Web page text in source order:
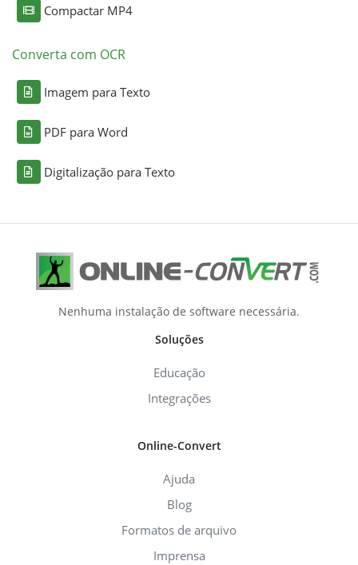
Compactar MP4
Converta com OCR
Imagem para Texto
PDF para Word
Digitalização para Texto
Nenhuma instalação de software necessária.
Soluções
Educação
Integrações
Online-Convert
Ajuda
Blog
Formatos de arquivo
Imprensa